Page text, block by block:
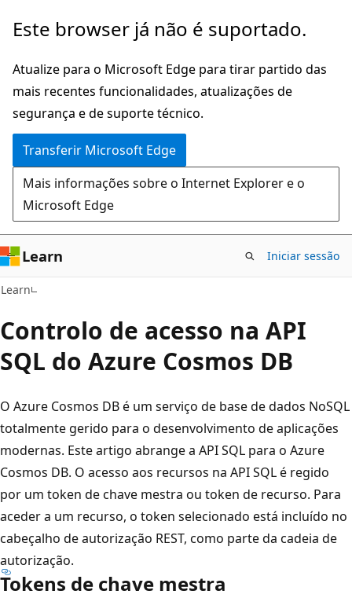
Saltar
o
conteúdo
principal
Este browser já não é suportado.
Atualize para o Microsoft Edge para tirar partido das
mais recentes funcionalidades, atualizações de
segurança e de suporte técnico.
Transferir Microsoft Edge
Mais informações sobre o Internet Explorer e o
Microsoft Edge
Learn Iniciar sessão
Learn
Controlo de acesso na API
SQL do Azure Cosmos DB
O Azure Cosmos DB é um serviço de base de dados NoSQL
totalmente gerido para o desenvolvimento de aplicações
modernas. Este artigo abrange a API SQL para o Azure
Cosmos DB. O acesso aos recursos na API SQL é regido
por um token de chave mestra ou token de recurso. Para
aceder a um recurso, o token selecionado está incluído no
cabeçalho de autorização REST, como parte da cadeia de
autorização.
Tokens de chave mestra